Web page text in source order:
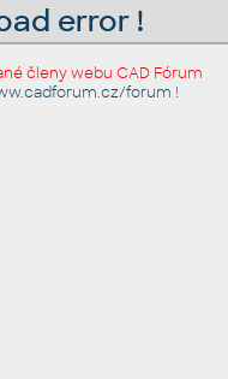
error !
členy webu CAD Fórum
forum !